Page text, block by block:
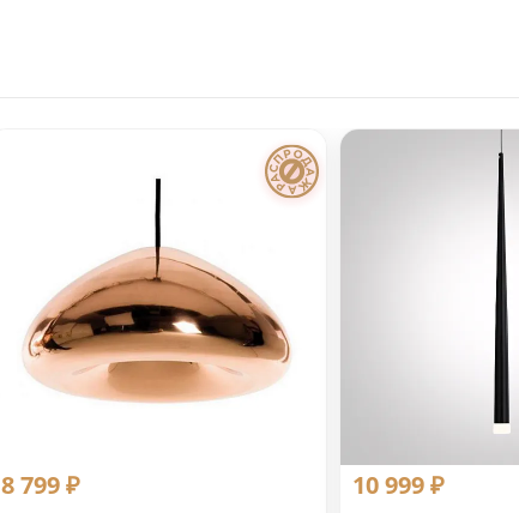
8 799 ₽ 10 999 ₽